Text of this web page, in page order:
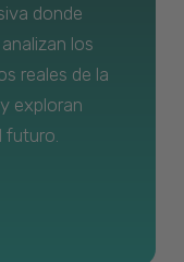
donde
los
reales de la
exploran